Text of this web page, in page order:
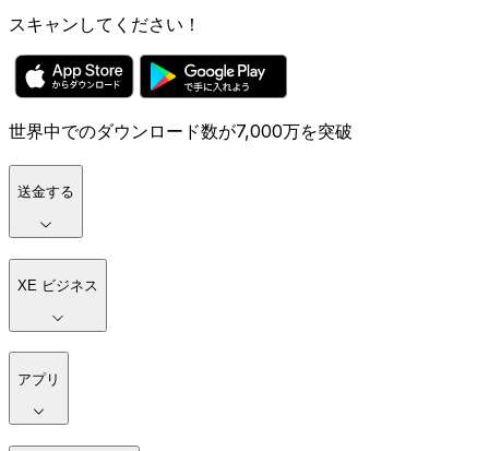
スキャンしてください！
世界中でのダウンロード数が7,000万を突破
送金する
XE ビジネス
アプリ